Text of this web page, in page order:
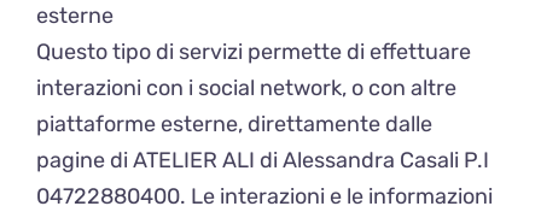
esterne
Questo tipo di servizi permette di effettuare
interazioni con i social network, o con altre
piattaforme esterne, direttamente dalle
pagine di ATELIER ALI di Alessandra Casali P.I
04722880400. Le interazioni e le informazioni